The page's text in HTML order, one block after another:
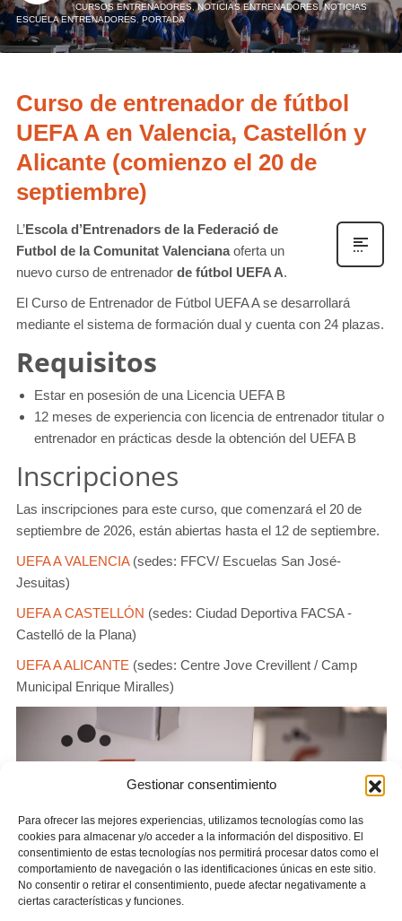
Gestionar consentimiento
Para ofrecer las mejores experiencias, utilizamos tecnologías como las
cookies para almacenar y/o acceder a la información del dispositivo. El
consentimiento de estas tecnologías nos permitirá procesar datos como el
comportamiento de navegación o las identificaciones únicas en este sitio.
No consentir o retirar el consentimiento, puede afectar negativamente a
ciertas características y funciones.
CURSOS ENTRENADORES,NOTICIAS ENTRENADORES,NOTICIAS
ESCUELA ENTRENADORES,PORTADA
Curso de entrenador de fútbol
UEFA A en Valencia, Castellón y
Alicante (comienzo el 20 de
septiembre)
L’Escola d’Entrenadors de la Federació de
Futbol de la Comunitat Valencianaoferta un
nuevo curso de entrenadorde fútbol UEFA A.
El Curso de Entrenador de Fútbol UEFA A se desarrollará
mediante el sistema de formación dual y cuenta con 24 plazas.
Requisitos
Estar en posesión de una Licencia UEFA B
12 meses de experiencia con licencia de entrenador titular o
entrenador en prácticas desde la obtención del UEFA B
Inscripciones
Las inscripciones para este curso, que comenzará el 20 de
septiembre de 2026, están abiertas hasta el 12 de septiembre.
UEFA A VALENCIA(sedes: FFCV/ Escuelas San José-
Jesuitas)
UEFA A CASTELLÓN (sedes: Ciudad Deportiva FACSA -
Castelló de la Plana)
UEFA A ALICANTE (sedes: Centre Jove Crevillent / Camp
Municipal Enrique Miralles)